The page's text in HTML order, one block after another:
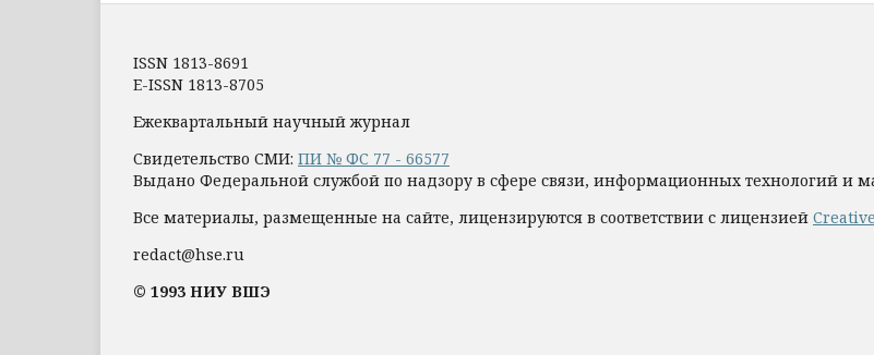
ISSN 1813-8691
E-ISSN 1813-8705
Ежеквартальный научный журнал
Свидетельство СМИ: ПИ № ФС 77 - 66577
Выдано Федеральной службой по надзору в сфере связи, информационных технологий и
Все материалы, размещенные на сайте, лицензируются в соответствии с лицензией
redact@hse.ru
© 1993 НИУ ВШЭ